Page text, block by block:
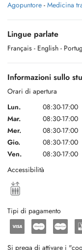
Agopuntore - Medicina
Lingue parlate
Français - English -
Informazioni sullo
Orari di apertura
Lun.
08:30-17:00
Mar.
08:30-17:00
Mer.
08:30-17:00
Gio.
08:30-17:00
Ven.
08:30-17:00
Accessibilità
Tipi di pagamento
Si prega di attivare i